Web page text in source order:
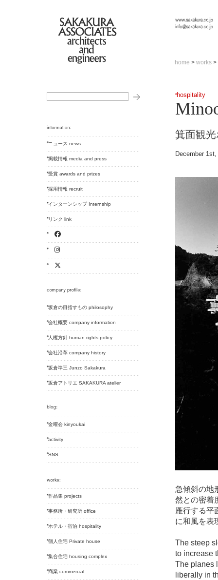
home > works >
ニュース news
掲載情報 media and press
受賞 awards and prizes
採用情報 recruit
インターンシップ Internship
リンク link
坂倉の目指すもの philosophy
会社概要 company information
人権方針 human rights policy
会社沿革 company history
坂倉準三 Junzo Sakakura
坂倉アトリエ SAKAKURA atelier
金曜会 kinyoukai
activity
SNS
作品集 projects
事務所・研究所 office
ホテル・宿泊 hospitality
個人住宅 Private house
集合住宅 housing complex
商業 commercial
hospitality
箕面観
December 1st,
急傾斜の地
然との密着
雁行する平
に和風を表
The steep
to increase
The planes
liberally in